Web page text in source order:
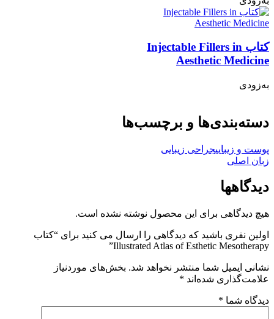
کتاب Injectable Fillers in
Aesthetic Medicine
به‌زودی
دسته‌بندی‌ها و برچسب‌ها
پوست و زیباییجراحی زیبایی
زبان اصلی
دیدگاهها
هیچ دیدگاهی برای این محصول نوشته نشده است.
اولین نفری باشید که دیدگاهی را ارسال می کنید برای “کتاب
Illustrated Atlas of Esthetic Mesotherapy”
نشانی ایمیل شما منتشر نخواهد شد. بخش‌های موردنیاز
علامت‌گذاری شده‌اند *
دیدگاه شما *